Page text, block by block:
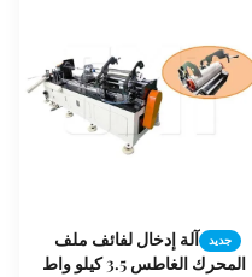
جديد
آلة إدخال لفائف ملف
المحرك الغاطس 3.5 كيلو واط